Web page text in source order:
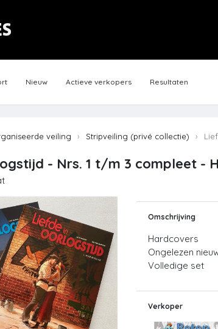
Nieuw Actieve verkopers Resultaten
veiling Stripveiling (privé collectie)
- Nrs. 1 t/m 3 compleet -
Omschrijving
Hardcovers
Ongelezen
Volledige set
Verkoper